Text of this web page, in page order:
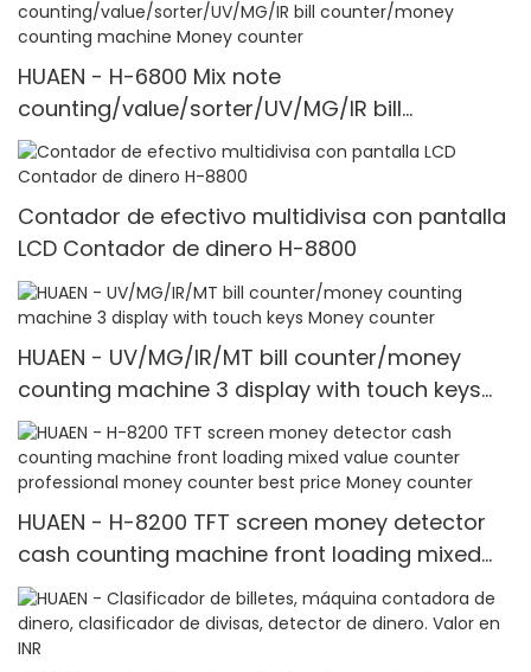
HUAEN - H-6800 Mix note
counting/value/sorter/UV/MG/IR bill
counter/money counting machine Money
counter
Contador de efectivo multidivisa con pantalla
LCD Contador de dinero H-8800
HUAEN - UV/MG/IR/MT bill counter/money
counting machine 3 display with touch keys
Money counter
HUAEN - H-8200 TFT screen money detector
cash counting machine front loading mixed
value counter professional money counter
best price Money counter